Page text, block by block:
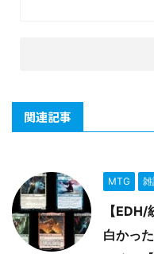
関連記事
MTG
【
白かっ